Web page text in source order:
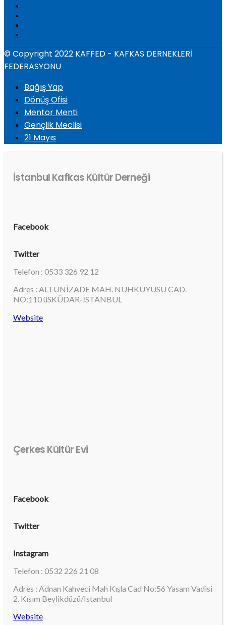
© Copyright 2022 KAFFED - KAFKAS DERNEKLERİ
FEDERASYONU
Bağış Yap
Dönüş Ofisi
Mentor Menti
Gençlik Meclisi
21 Mayıs
İstanbul Kafkas Kültür Derneği
Facebook
Twitter
Telefon : 0533 326 92 12
Adres : ALTUNİZADE MAH. NUHKUYUSU CAD.
NO:110 üSKÜDAR-İSTANBUL
Website
Çerkes Kültür Evi
Facebook
Twitter
Instagram
Telefon : 0532 226 21 08
Adres : Adnan Kahveci Mah Kışla Cad No:56 Yasam Vadisi
2. Kısım Beylikdüzü/Istanbul
Website